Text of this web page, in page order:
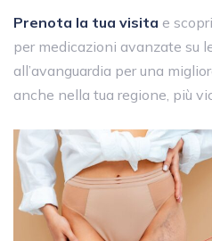
Prenota la tua visita e
per medicazioni avanzate su
all’avanguardia per una
anche nella tua regione, più